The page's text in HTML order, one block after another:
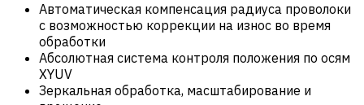
Автоматическая компенсация радиуса проволоки
с возможностью коррекции на износ во время
обработки
Абсолютная система контроля положения по осям
XYUV
Зеркальная обработка, масштабирование и